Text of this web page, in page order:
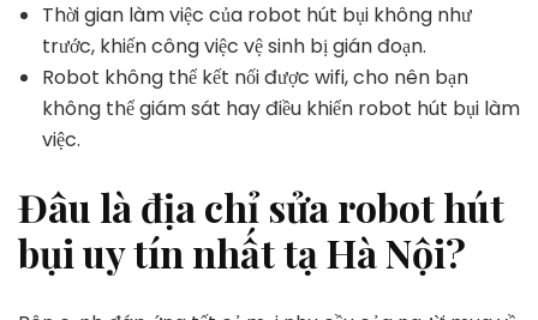
Thời gian làm việc của robot hút bụi không như
trước, khiến công việc vệ sinh bị gián đoạn.
Robot không thể kết nối được wifi, cho nên bạn
không thể giám sát hay điều khiển robot hút bụi làm
việc.
Đâu là địa chỉ sửa robot hút
bụi uy tín nhất tạ Hà Nội?